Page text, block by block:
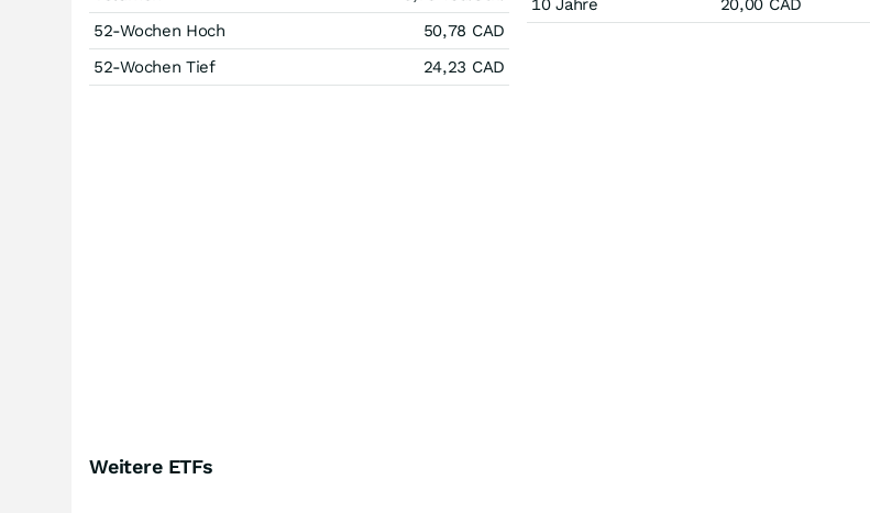
52-Wochen Hoch
50,78 CAD
52-Wochen Tief
24,23 CAD
10 Jahre
20,00 CAD
Weitere ETFs